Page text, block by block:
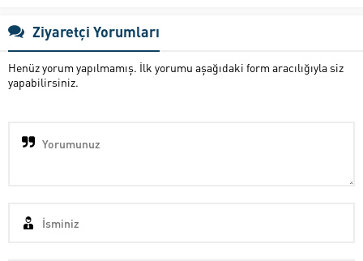
Ziyaretçi Yorumları
Henüz yorum yapılmamış. İlk yorumu aşağıdaki form aracılığıyla siz
yapabilirsiniz.